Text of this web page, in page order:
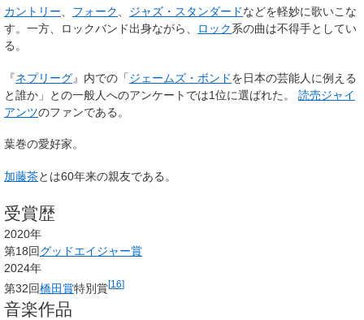
カントリー フォーク ジャズ・スタンダードなどを軽妙に歌いこな
す。一方、ロックバンド出身ながら、
ロック系の曲は不得手としてい
る。
『ネプリーグ』内での「ジェームズ・ボンドを日本の芸能人に例える
と誰か」との一般人へのアンケートでは1位に選ばれた。 読売ジャイ
アンツのファンである。
葉巻の愛好家。
加藤茶とは60年来の親友である。
受賞歴
2020年
第18回グッドエイジャー賞
2024年
第32回橋田賞特別賞[16]
音楽作品